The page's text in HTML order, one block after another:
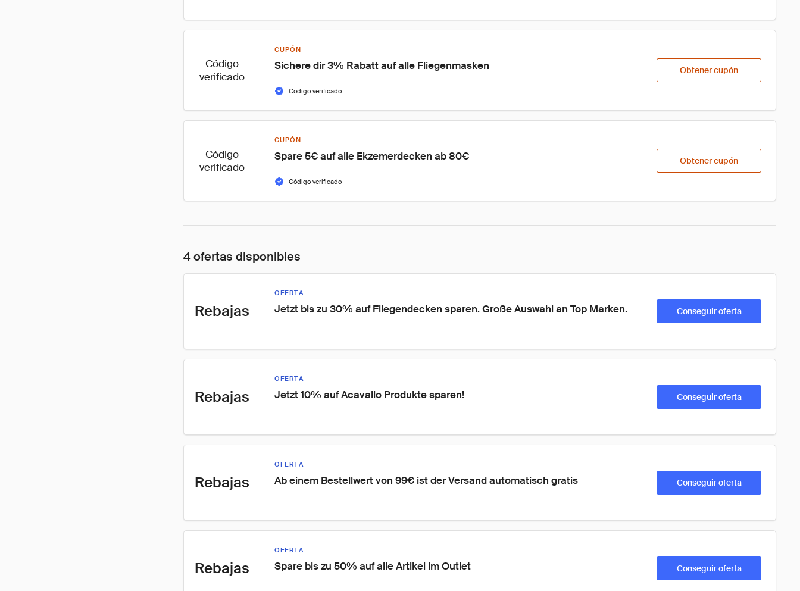
Código
verificado
CUPÓN
Sichere dir 3% Rabatt auf alle Fliegenmasken
Código verificado
Obtener cupón
Código
verificado
CUPÓN
Spare 5€ auf alle Ekzemerdecken ab 80€
Código verificado
Obtener cupón
4 ofertas disponibles
Rebajas
OFERTA
Jetzt bis zu 30% auf Fliegendecken sparen. Große Auswahl an Top Marken. Conseguir oferta
Rebajas
OFERTA
Jetzt 10% auf Acavallo Produkte sparen! Conseguir oferta
Rebajas
OFERTA
Ab einem Bestellwert von 99€ ist der Versand automatisch gratis Conseguir oferta
Rebajas
OFERTA
Spare bis zu 50% auf alle Artikel im Outlet Conseguir oferta